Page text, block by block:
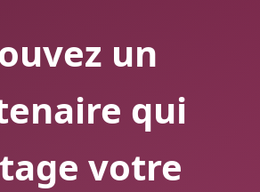
un
qui
votre